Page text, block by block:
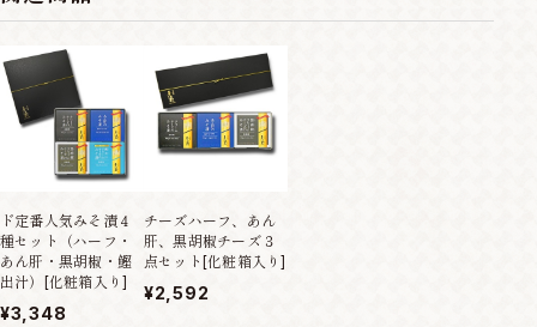
ド定番人気みそ漬４
種セット（ハーフ・
あん肝・黒胡椒・鰹
出汁）[化粧箱入り]
¥3,348
チーズハーフ、あん
肝、黒胡椒チーズ３
点セット[化粧箱入り]
¥2,592